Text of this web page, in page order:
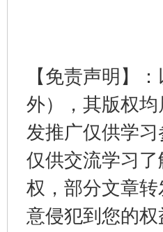
【免责声明】
外），其版权
发推广仅供学
仅供交流学习
权，部分文章
意侵犯到您的
一纸欠条伤亲情 巡回调解